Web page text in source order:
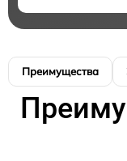
Преимущества